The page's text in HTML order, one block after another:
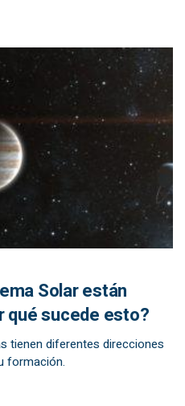
Solar están
qué sucede esto?
tienen diferentes direcciones
formación.